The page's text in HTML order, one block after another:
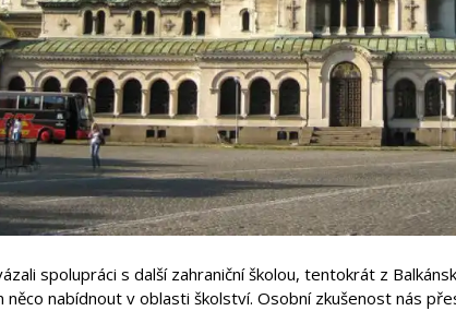
spolupráci s další zahraniční školou, tentokrát z
něco nabídnout v oblasti školství. Osobní zkušenost nás